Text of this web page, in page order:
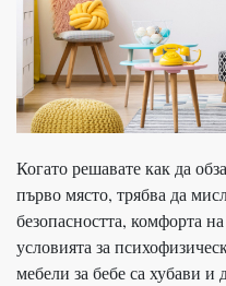
Когато решавате как да
първо място, трябва да
безопасността, комфорта
условията за
мебели за бебе са хубави и